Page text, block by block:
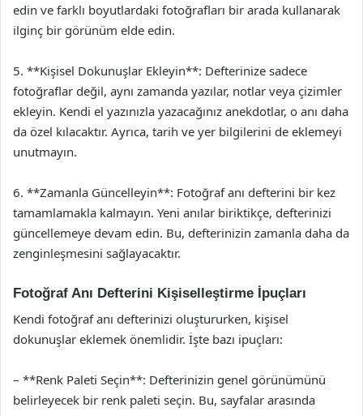
edin ve farklı boyutlardaki fotoğrafları bir arada kullanarak
ilginç bir görünüm elde edin.
5. **Kişisel Dokunuşlar Ekleyin**: Defterinize sadece
fotoğraflar değil, aynı zamanda yazılar, notlar veya çizimler
ekleyin. Kendi el yazınızla yazacağınız anekdotlar, o anı daha
da özel kılacaktır. Ayrıca, tarih ve yer bilgilerini de eklemeyi
unutmayın.
6. **Zamanla Güncelleyin**: Fotoğraf anı defterini bir kez
tamamlamakla kalmayın. Yeni anılar biriktikçe, defterinizi
güncellemeye devam edin. Bu, defterinizin zamanla daha da
zenginleşmesini sağlayacaktır.
Fotoğraf Anı Defterini Kişiselleştirme İpuçları
Kendi fotoğraf anı defterinizi oluştururken, kişisel
dokunuşlar eklemek önemlidir. İşte bazı ipuçları:
– **Renk Paleti Seçin**: Defterinizin genel görünümünü
belirleyecek bir renk paleti seçin. Bu, sayfalar arasında